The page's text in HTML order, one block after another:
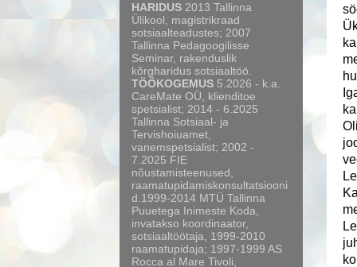
HARIDUS 2013 Tallinna
Ülikool, magistrikraad
sotsiaalteadustes; 2007
Tallinna Pedagoogilisse
Seminar, rakenduslik
kõrgharidus sotsiaaltöö.
TÖÖKOGEMUS 5.2026 - k.a.
CareMate OÜ, klienditoe
spetsialist; 2014 - 6.2025
Tallinna Sotsiaal- ja
Tervishoiuamet,
vanemspetsialist; 2002 -
7.2025 FIE
nõustamisteenused,
raamatupidamiskonsultatsiooni
d.1999-2014 MTÜ Tallinna
Puuetega Inimeste Koda,
invatakso koordinaator,
sotsiaaltöötaja, 1999-2010
raamatupidaja; 1997-1999 AS
Rocca al Mare Tivoli,